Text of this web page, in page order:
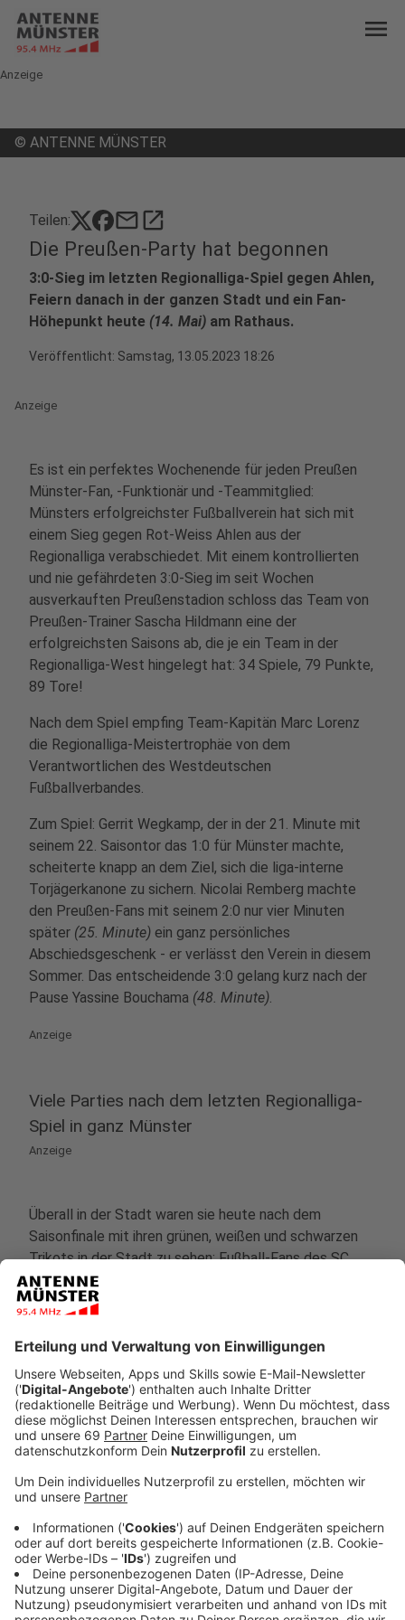
menu
Anzeige
© ANTENNE MÜNSTER
Teilen: mailopen_in_new
Die Preußen-Party hat begonnen
3:0-Sieg im letzten Regionalliga-Spiel gegen Ahlen,
Feiern danach in der ganzen Stadt und ein Fan-
Höhepunkt heute (14. Mai) am Rathaus.
Veröffentlicht: Samstag, 13.05.2023 18:26
Anzeige
Es ist ein perfektes Wochenende für jeden Preußen
Münster-Fan, -Funktionär und -Teammitglied:
Münsters erfolgreichster Fußballverein hat sich mit
einem Sieg gegen Rot-Weiss Ahlen aus der
Regionalliga verabschiedet. Mit einem kontrollierten
und nie gefährdeten 3:0-Sieg im seit Wochen
ausverkauften Preußenstadion schloss das Team von
Preußen-Trainer Sascha Hildmann eine der
erfolgreichsten Saisons ab, die je ein Team in der
Regionalliga-West hingelegt hat: 34 Spiele, 79 Punkte,
89 Tore!
Nach dem Spiel empfing Team-Kapitän Marc Lorenz
die Regionalliga-Meistertrophäe von dem
Verantwortlichen des Westdeutschen
Fußballverbandes.
Zum Spiel: Gerrit Wegkamp, der in der 21. Minute mit
seinem 22. Saisontor das 1:0 für Münster machte,
scheiterte knapp an dem Ziel, sich die liga-interne
Torjägerkanone zu sichern. Nicolai Remberg machte
den Preußen-Fans mit seinem 2:0 nur vier Minuten
später (25. Minute) ein ganz persönliches
Abschiedsgeschenk - er verlässt den Verein in diesem
Sommer. Das entscheidende 3:0 gelang kurz nach der
Pause Yassine Bouchama (48. Minute).
Anzeige
Viele Parties nach dem letzten Regionalliga-
Spiel in ganz Münster
Anzeige
Überall in der Stadt waren sie heute nach dem
Saisonfinale mit ihren grünen, weißen und schwarzen
Trikots in der Stadt zu sehen: Fußball-Fans des SC
Preußen Münster. Sie feiern - wie auch schon vor drei
Wochen, als der vorzeitige Aufstieg perfekt gemacht
größere Gruppe Fans(rund 50 Menschen)feierte auch
am späten Abend noch im Südpark. Auf ANTENNE
MÜNSTER-Nachfrage sagt die Polizei, dass die
Saisonabschluss-Feiern der Preußen-Fans bisher
friedlich verliefen.
Offizielle Meister-Feier auf dem
Prinzipalmarkt
Anzeige